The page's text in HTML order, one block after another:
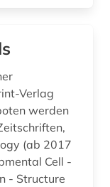
Verlag
werden
(ab 2017
Cell -
- Structure